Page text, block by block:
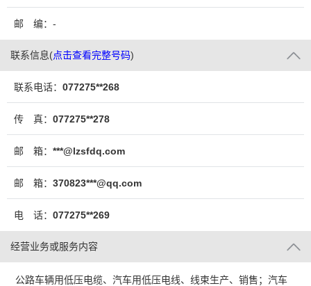
邮 编：-
联系信息(点击查看完整号码)
联系电话： 077275**268
传 真： 077275**278
邮 箱： ***@lzsfdq.com
邮 箱： 370823***@qq.com
电 话： 077275**269
经营业务或服务内容
公路车辆用低压电缆、汽车用低压电线、线束生产、销售；汽车